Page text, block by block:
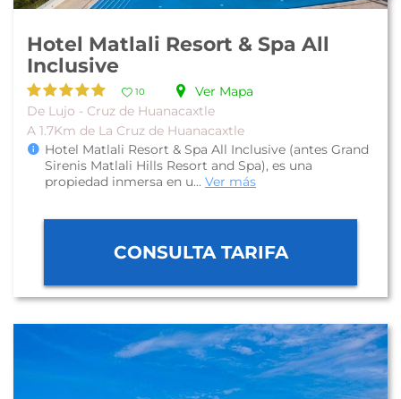
Hotel Matlali Resort & Spa All
Inclusive
10
Ver Mapa
De Lujo - Cruz de Huanacaxtle
A 1.7Km de La Cruz de Huanacaxtle
Hotel Matlali Resort & Spa All Inclusive (antes Grand
Sirenis Matlali Hills Resort and Spa), es una
propiedad inmersa en u... Ver más
CONSULTA TARIFA